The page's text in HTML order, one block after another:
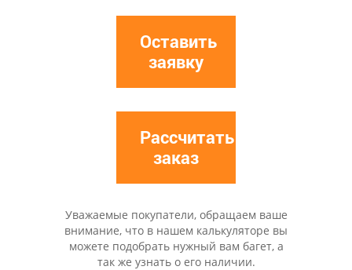
Оставить
заявку
Рассчитать
заказ
Уважаемые покупатели, обращаем ваше
внимание, что в нашем калькуляторе вы
можете подобрать нужный вам багет, а
так же узнать о его наличии.